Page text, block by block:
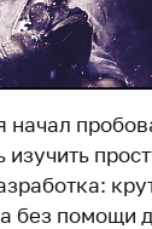
начал
без помощи